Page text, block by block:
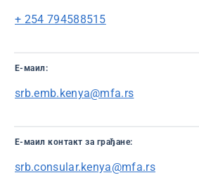
+ 254 794588515
Е-маил:
srb.emb.kenya@mfa.rs
E-маил контaкт за грађане:
srb.consular.kenya@mfa.rs